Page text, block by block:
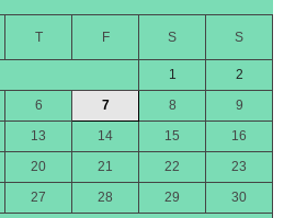
T F S S
1
2
6 7 8
9
13 14 15
16
20 21 22
23
27 28 29
30